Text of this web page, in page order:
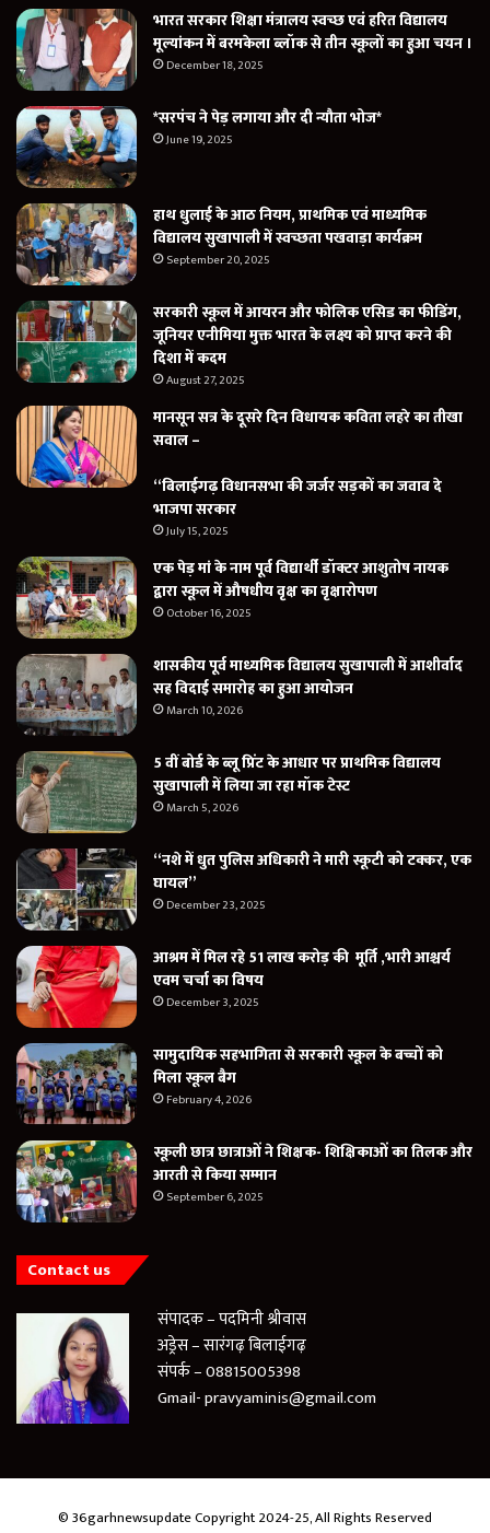
भारत सरकार शिक्षा मंत्रालय स्वच्छ एवं हरित विद्यालय
मूल्यांकन में बरमकेला ब्लॉक से तीन स्कूलों का हुआ चयन ।
December 18, 2025
*सरपंच ने पेड़ लगाया और दी न्यौता भोज*
June 19, 2025
हाथ धुलाई के आठ नियम, प्राथमिक एवं माध्यमिक
विद्यालय सुखापाली में स्वच्छता पखवाड़ा कार्यक्रम
September 20, 2025
सरकारी स्कूल में आयरन और फोलिक एसिड का फीडिंग,
जूनियर एनीमिया मुक्त भारत के लक्ष्य को प्राप्त करने की
दिशा में कदम
August 27, 2025
मानसून सत्र के दूसरे दिन विधायक कविता लहरे का तीखा
सवाल –
“बिलाईगढ़ विधानसभा की जर्जर सड़कों का जवाब दे
भाजपा सरकार
July 15, 2025
एक पेड़ मां के नाम पूर्व विद्यार्थी डॉक्टर आशुतोष नायक
द्वारा स्कूल में औषधीय वृक्ष का वृक्षारोपण
October 16, 2025
शासकीय पूर्व माध्यमिक विद्यालय सुखापाली में आशीर्वाद
सह विदाई समारोह का हुआ आयोजन
March 10, 2026
5 वीं बोर्ड के ब्लू प्रिंट के आधार पर प्राथमिक विद्यालय
सुखापाली में लिया जा रहा मॉक टेस्ट
March 5, 2026
“नशे में धुत पुलिस अधिकारी ने मारी स्कूटी को टक्कर, एक
घायल”
December 23, 2025
आश्रम में मिल रहे 51 लाख करोड़ की मूर्ति ,भारी आश्चर्य
एवम चर्चा का विषय
December 3, 2025
सामुदायिक सहभागिता से सरकारी स्कूल के बच्चों को
मिला स्कूल बैग
February 4, 2026
स्कूली छात्र छात्राओं ने शिक्षक- शिक्षिकाओं का तिलक और
आरती से किया सम्मान
September 6, 2025
Contact us
संपादक – पदमिनी श्रीवास
अड्रेस – सारंगढ़ बिलाईगढ़
संपर्क – 08815005398
Gmail- pravyaminis@gmail.com
© 36garhnewsupdate Copyright 2024-25, All Rights Reserved